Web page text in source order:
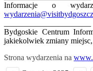
Informacje o
Bydgoskie Centrum
jakiekolwiek zmiany
Strona wydarzenia na